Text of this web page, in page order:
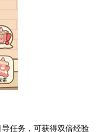
任务，可获得双倍经验